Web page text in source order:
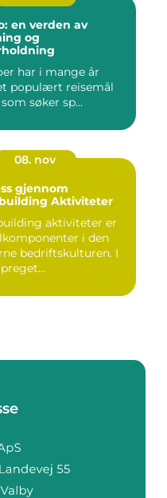
en verden av
og
har i mange år
populært reisemål
søker sp...
08. nov
gjennom
Aktiviteter
aktiviteter er
i den
bedriftskulturen. I